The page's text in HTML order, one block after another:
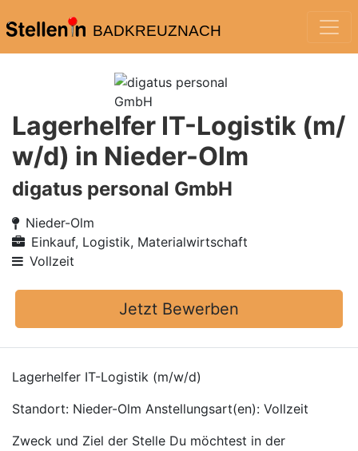
BADKREUZNACH
Lagerhelfer IT-Logistik (m/
w/d) in Nieder-Olm
digatus personal GmbH
Nieder-Olm
Einkauf, Logistik, Materialwirtschaft
Vollzeit
Jetzt Bewerben
Lagerhelfer IT-Logistik (m/w/d)
Standort: Nieder-Olm Anstellungsart(en): Vollzeit
Zweck und Ziel der Stelle Du möchtest in der